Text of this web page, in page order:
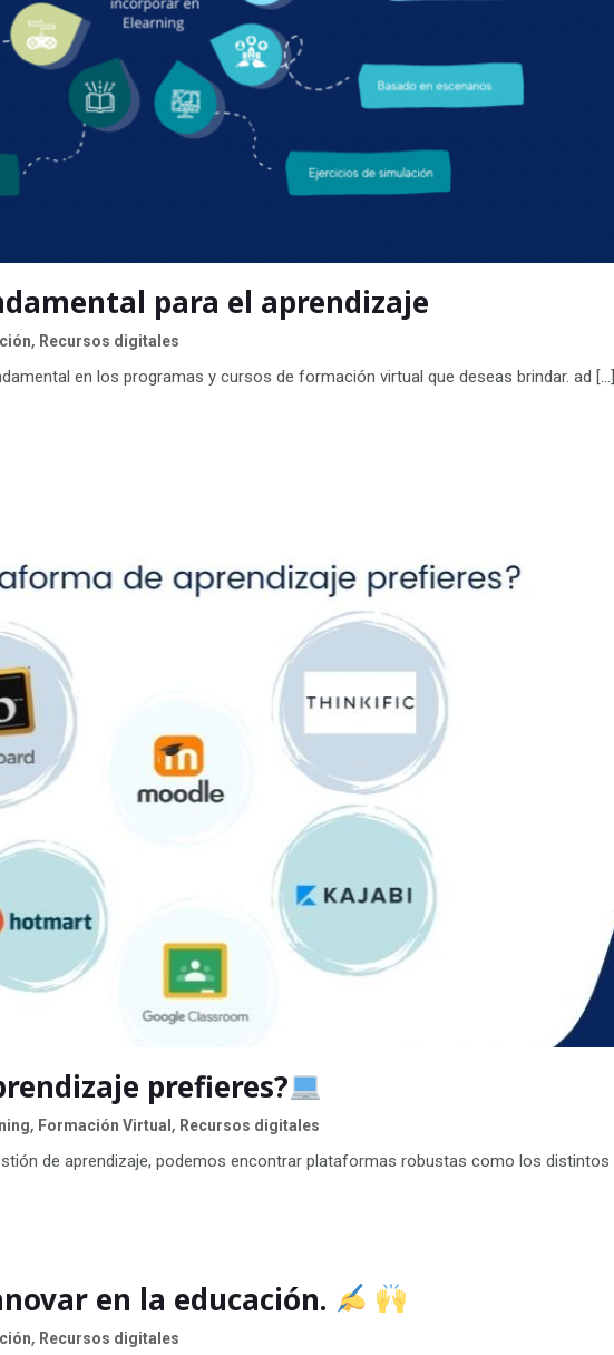
para el aprendizaje
, Recursos digitales
en los programas y cursos de formación virtual que deseas brindar. ad […]
prefieres?
, Formación Virtual, Recursos digitales
de aprendizaje, podemos encontrar plataformas robustas como los distintos
en la educación.
, Recursos digitales